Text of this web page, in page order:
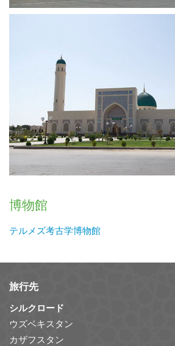
博物館
テルメズ考古学博物館
旅行先
シルクロード
ウズベキスタン
カザフスタン